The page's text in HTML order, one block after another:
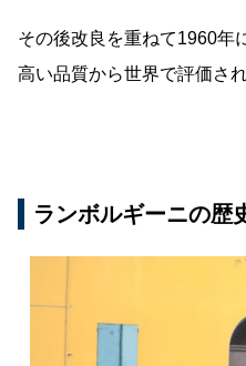
その後改良を重ねて1960年
高い品質から世界で評価さ
ランボルギーニの歴